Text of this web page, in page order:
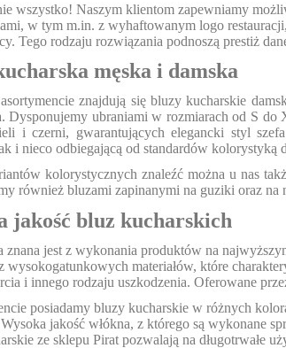
wszystko! Naszym klientom zapewniamy
w tym m.in. z wyhaftowanym logo
Tego rodzaju rozwiązania podnoszą prestiż
męska i damska
znajdują się bluzy kucharskie
Dysponujemy ubraniami w rozmiarach od S
i czerni, gwarantujących elegancki styl
i nieco odbiegającą od standardów kolorystyką
kolorystycznych znaleźć można u nas
również bluzami zapinanymi na guziki oraz na
jakość bluz kucharskich
znana jest z wykonania produktów na
wysokogatunkowych materiałów, które
i innego rodzaju uszkodzenia. Oferowane
posiadamy bluzy kucharskie w różnych
jakość włókna, z którego są wykonane
ze sklepu Pirat pozwalają na długotrwałe